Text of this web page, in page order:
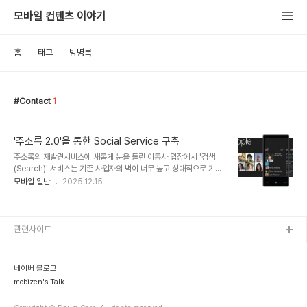
모바일 컨텐츠 이야기
홈 태그 방명록
Contact 1
'주소록 2.0'을 통한 Social Service 구축
주소록의 재발견서비스에 새롭게 눈을 돌린 이통사 입장에서 '검색
(Search)' 서비스는 기존 사업자의 벽이 너무 높고 상대적으로 기술
진입 장벽이 낮은 Social에 자연스럽게 관심이 집중되고 있다. 이러
게 우위를 가지고 있는 Data가 바로 '주소록'이다. 얼마전까지 SKT
36..
모바일 일반 2025.12.15
네이버 블로그
mobizen's Talk
관련사이트